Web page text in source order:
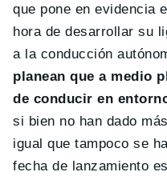
que pone en evidencia
hora de desarrollar su
a la conducción
planean que a medio
de conducir en
si bien no han dado
igual que tampoco se
fecha de lanzamiento